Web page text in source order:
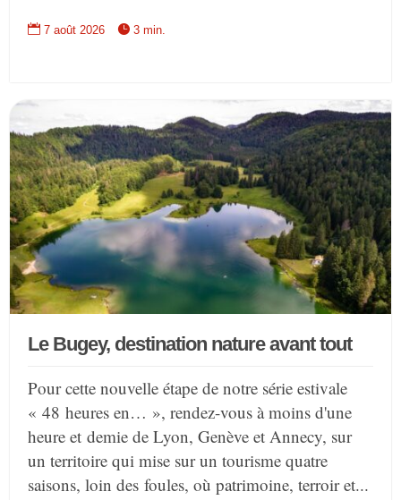
 7 août 2026  3 min.
Le Bugey, destination nature avant tout
Pour cette nouvelle étape de notre série estivale
« 48 heures en… », rendez-vous à moins d'une
heure et demie de Lyon, Genève et Annecy, sur
un territoire qui mise sur un tourisme quatre
saisons, loin des foules, où patrimoine, terroir et...